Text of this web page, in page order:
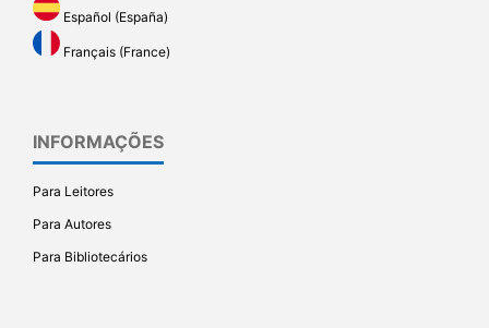
Español (España)
Français (France)
INFORMAÇÕES
Para Leitores
Para Autores
Para Bibliotecários